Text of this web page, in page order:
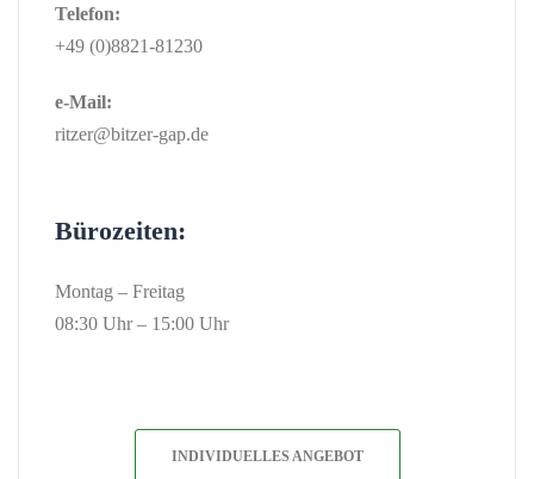
Telefon:
+49 (0)8821-81230
e-Mail:
ritzer@bitzer-gap.de
Bürozeiten:
Montag – Freitag
08:30 Uhr – 15:00 Uhr
INDIVIDUELLES ANGEBOT